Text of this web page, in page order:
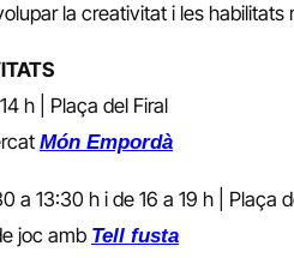
la creativitat i les
h | Plaça del Firal
Món Empordà
a 13:30 h i de 16 a 19 h | Plaça
joc amb Tell fusta